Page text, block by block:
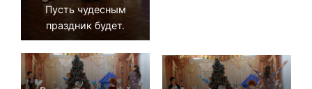
Пусть чудесным
праздник будет.